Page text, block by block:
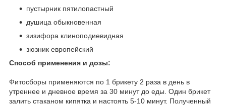
пустырник пятилопастный
душица обыкновенная
зизифора клиноподиевидная
зюзник европейский
Способ применения и дозы:
Фитосборы применяются по 1 брикету 2 раза в день в
утреннее и дневное время за 30 минут до еды. Один брикет
залить стаканом кипятка и настоять 5-10 минут. Полученный